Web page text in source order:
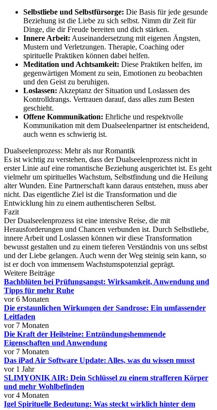
Selbstliebe und Selbstfürsorge: Die Basis für jede gesunde
Beziehung ist die Liebe zu sich selbst. Nimm dir Zeit für
Dinge, die dir Freude bereiten und dich stärken.
Innere Arbeit: Auseinandersetzung mit eigenen Ängsten,
Mustern und Verletzungen. Therapie, Coaching oder
spirituelle Praktiken können dabei helfen.
Meditation und Achtsamkeit: Diese Praktiken helfen, im
gegenwärtigen Moment zu sein, Emotionen zu beobachten
und den Geist zu beruhigen.
Loslassen: Akzeptanz der Situation und Loslassen des
Kontrolldrangs. Vertrauen darauf, dass alles zum Besten
geschieht.
Offene Kommunikation: Ehrliche und respektvolle
Kommunikation mit dem Dualseelenpartner ist entscheidend,
auch wenn es schwierig ist.
Dualseelenprozess: Mehr als nur Romantik
Es ist wichtig zu verstehen, dass der Dualseelenprozess nicht in
erster Linie auf eine romantische Beziehung ausgerichtet ist. Es geht
vielmehr um spirituelles Wachstum, Selbstfindung und die Heilung
alter Wunden. Eine Partnerschaft kann daraus entstehen, muss aber
nicht. Das eigentliche Ziel ist die Transformation und die
Entwicklung hin zu einem authentischeren Selbst.
Fazit
Der Dualseelenprozess ist eine intensive Reise, die mit
Herausforderungen und Chancen verbunden ist. Durch Selbstliebe,
innere Arbeit und Loslassen können wir diese Transformation
bewusst gestalten und zu einem tieferen Verständnis von uns selbst
und der Liebe gelangen. Auch wenn der Weg steinig sein kann, so
ist er doch von immensem Wachstumspotenzial geprägt.
Weitere Beiträge
Bachblüten bei Prüfungsangst: Wirksamkeit, Anwendung und
Tipps für mehr Ruhe
vor 6 Monaten
Die erstaunlichen Wirkungen der Sandrose: Ein umfassender
Leitfaden
vor 7 Monaten
Die Kraft der Heilsteine: Entzündungshemmende
Eigenschaften und Anwendung
vor 7 Monaten
Das iPad Air Software Update: Alles, was du wissen musst
vor 1 Jahr
SLIMYONIK AIR: Dein Schlüssel zu einem strafferen Körper
und mehr Wohlbefinden
vor 4 Monaten
Igel Spirituelle Bedeutung: Was steckt wirklich hinter dem